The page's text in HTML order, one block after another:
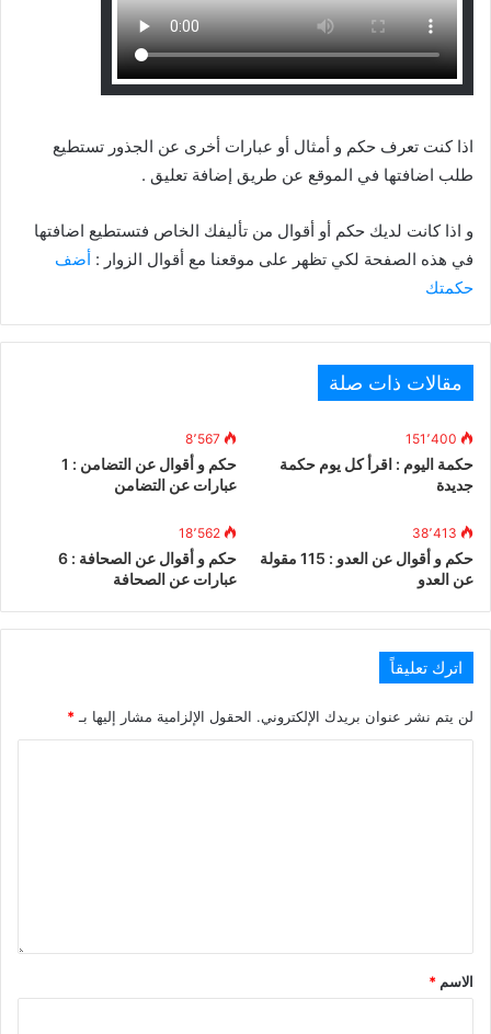
اذا كنت تعرف حكم و أمثال أو عبارات أخرى عن الجذور تستطيع
طلب اضافتها في الموقع عن طريق إضافة تعليق .
و اذا كانت لديك حكم أو أقوال من تأليفك الخاص فتستطيع اضافتها
في هذه الصفحة لكي تظهر على موقعنا مع أقوال الزوار : أضف
حكمتك
مقالات ذات صلة
151٬400
حكمة اليوم : اقرأ كل يوم حكمة
جديدة
8٬567
حكم و أقوال عن التضامن : 1
عبارات عن التضامن
38٬413
حكم و أقوال عن العدو : 115 مقولة
عن العدو
18٬562
حكم و أقوال عن الصحافة : 6
عبارات عن الصحافة
اترك تعليقاً
لن يتم نشر عنوان بريدك الإلكتروني. الحقول الإلزامية مشار إليها بـ *
الاسم *